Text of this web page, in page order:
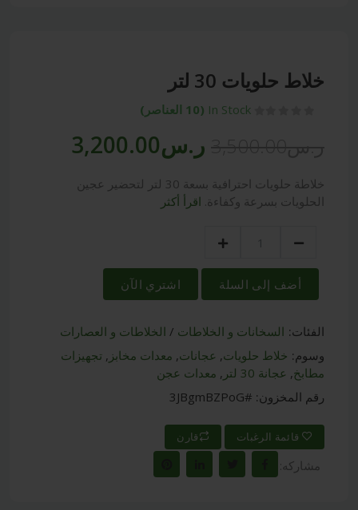
خلاط حلويات 30 لتر
In Stock (10 العناصر)
ر.س3,200.00
خلاطة حلويات احترافية بسعة 30 لتر لتحضير عجين
الحلويات بسرعة وكفاءة. اقرأ أكثر
أضف إلى السلة اشتري الآن
الفئات: السخانات و الخلاطات / الخلاطات و العصارات
وسوم: خلاط حلويات, عجانات, معدات مخابز , تجهيزات
مطابخ, عجانة 30 لتر , معدات عجن
رقم المخزون: #3JBgmBZPoG
قائمة الرغبات قارن
مشاركه: